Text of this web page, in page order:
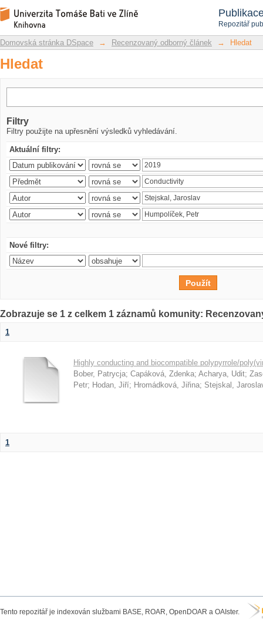
Repozitář
Hledat
Repozitář DSpace/Manakin
Domovská stránka DSpace → Recenzovaný odborný článek → Hledat
Hledat
Filtry
Filtry použijte na upřesnění výsledků vyhledávání.
Aktuální filtry:
Nové filtry:
Zobrazuje se 1 z celkem 1 záznamů komunity:
1
Highly conducting and biocompatible polypyrrole/
Bober, Patrycja; Capáková, Zdenka; Acharya, Udit;
Petr; Hodan, Jiří; Hromádková, Jiřina; Stejskal,
1
Tento repozitář je indexován službami BASE, ROAR, OpenDOAR a OAIster.